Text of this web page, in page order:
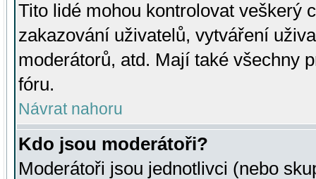
Tito lidé mohou kontrolovat veškerý
zakazování uživatelů, vytváření
moderátorů, atd. Mají také všechny
fóru.
Návrat nahoru
Kdo jsou moderátoři?
Moderátoři jsou jednotlivci (nebo